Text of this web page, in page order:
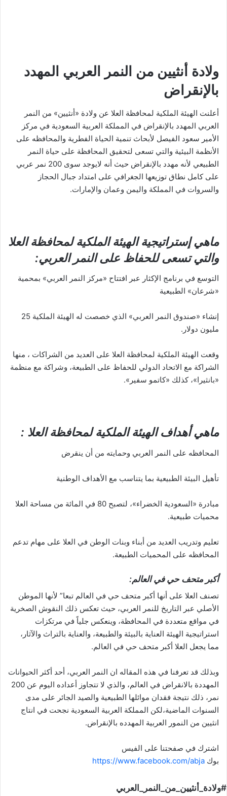
ولادة أنثيين من النمر العربي المهدد
بالإنقراض
أعلنت الهيئة الملكية لمحافظة العلا عن ولادة «أنثيين» من النمر
العربي المهدد بالإنقراض في المملكة العربية السعودية في مركز
الأمير سعود الفيصل لأبحاث تنمية الحياة الفطرية والمحافظه على
الأنظمة البيئية والتي تسعى لتحقيق المحافظة على حياة النمر
الطبيعي لأنه مهدد بالإنقراض حيث أنه لايوجد سوى 200 نمر عربي
على كامل نطاق توزيعها الجغرافي على امتداد جبال الحجاز
والسروات في المملكة واليمن وعمان والإمارات.
ماهي إستراتيجية الهيئة الملكية لمحافظة العلا
والتي تسعى للحفاظ على النمر العربي:
التوسع في برنامج الإكثار عبر افتتاح «مركز النمر العربي» بمحمية
«شرعان» الطبيعية
إنشاء «صندوق النمر العربي» الذي خصصت له الهيئة الملكية 25
مليون دولار.
وقعت الهيئة الملكية لمحافظة العلا على العديد من الشراكات ، منها
الشراكة مع الاتحاد الدولي للحفاظ على الطبيعة، وشراكة مع منظمة
«بانثيرا»، كذلك «كاتمو سفير».
ماهي أهداف الهيئة الملكية لمحافظة العلا :
المحافظه على النمر العربي وحمايته من أن ينقرض
تأهيل البيئة الطبيعية بما يتناسب مع الأهداف الوطنية
مبادرة «السعودية الخضراء»، لتصبح 80 في المائة من مساحة العلا
محميات طبيعية.
تعليم وتدريب العديد من أبناء وبنات الوطن في العلا على مهام تدعم
المحافظه على المحميات الطبيعة.
أكبر متحف حي في العالم:
تصنف العلا على أنها أكبر متحف حي في العالم تبعا” لأنها الموطن
الأصلي عبر التاريخ للنمر العربي، حيث تعكس ذلك النقوش الصخرية
في مواقع متعددة في المحافظة، وينعكس جلياً في مرتكزات
استراتيجية الهيئة العناية بالبيئة والطبيعة، والعناية بالتراث والآثار،
مما يجعل العلا أكبر متحف حي في العالم.
وبذلك قد تعرفنا في هذه المقاله ان النمر العربي، أحد أكثر الحيوانات
المهددة بالانقراض في العالم، والذي لا تتجاوز أعداده اليوم عن 200
نمر، ذلك نتيجة فقدان موائلها الطبيعية والصيد الجائر على مدى
السنوات الماضية،لكن المملكة العربية السعودية نجحت في انتاج
انثيين من النمور العربية المهدده بالإنقراض.
اشترك في صفحتنا على الفيس
بوك https://www.facebook.com/abja
#ولادة_أنثيين_من_النمر_العربي